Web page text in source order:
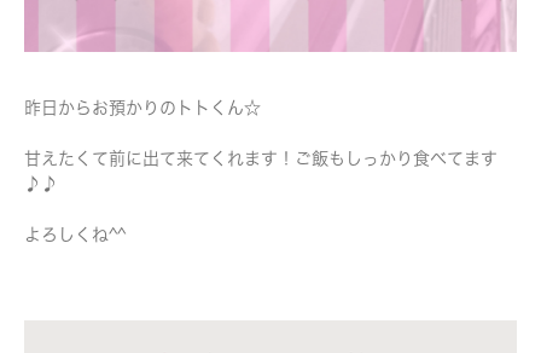
昨日からお預かりのトトくん☆
甘えたくて前に出て来てくれます！ご飯もしっかり食べてます
♪♪
よろしくね^^